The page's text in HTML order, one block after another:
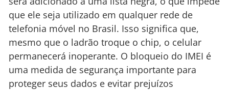
que ele seja utilizado em qualquer rede de
telefonia móvel no Brasil. Isso significa que,
mesmo que o ladrão troque o chip, o celular
permanecerá inoperante. O bloqueio do IMEI é
uma medida de segurança importante para
proteger seus dados e evitar prejuízos